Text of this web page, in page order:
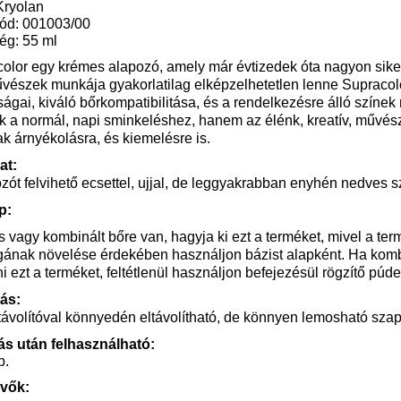
001003/00
55 ml
egy krémes alapozó, amely már évtizedek óta nagyon
munkája gyakorlatilag elképzelhetetlen lenne
kiváló bőrkompatibilitása, és a rendelkezésre álló
a normál, napi sminkeléshez, hanem az élénk, kreatív,
árnyékolásra, és kiemelésre is.
felvihető ecsettel, ujjal, de leggyakrabban enyhén nedves
vagy kombinált bőre van, hagyja ki ezt a terméket, mivel a
növelése érdekében használjon bázist alapként. Ha
ezt a terméket, feltétlenül használjon befejezésül rögzítő
könnyedén eltávolítható, de könnyen lemosható
után felhasználható: